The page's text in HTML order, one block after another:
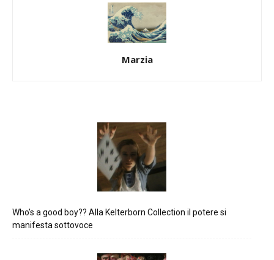
Marzia
Who’s a good boy?? Alla Kelterborn Collection il potere si
manifesta sottovoce